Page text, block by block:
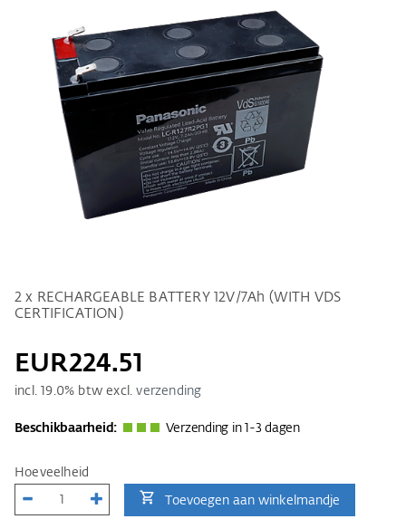
2 x RECHARGEABLE BATTERY 12V/7Ah (WITH VDS
CERTIFICATION)
EUR224.51
incl. 19.0% btw excl.verzending
Beschikbaarheid: Verzending in 1-3 dagen
Hoeveelheid
Toevoegen aan winkelmandje